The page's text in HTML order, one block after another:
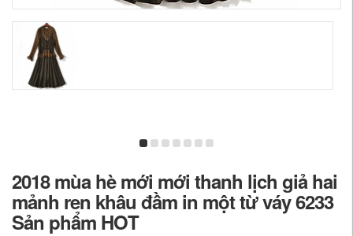
2018 mùa hè mới mới thanh lịch giả hai
mảnh ren khâu đầm in một từ váy 6233
Sản phẩm HOT